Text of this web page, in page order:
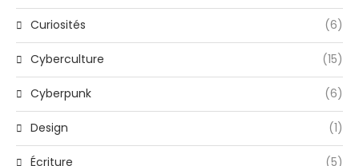
Curiosités (6)
Cyberculture (15)
Cyberpunk (6)
Design (1)
Écriture (5)